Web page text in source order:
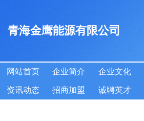
青海金鹰能源有限公司
网站首页 企业简介 企业文化
资讯动态 招商加盟 诚聘英才